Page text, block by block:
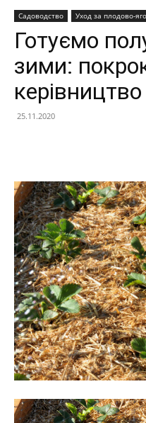
Садоводство Уход за плодово-
Готуємо
зими:
керівництво
25.11.2020